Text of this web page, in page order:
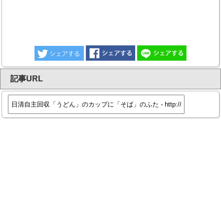
記事URL